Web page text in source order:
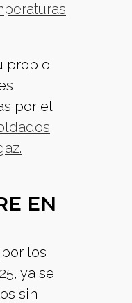
propio
por el
EN
los
ya se
sin